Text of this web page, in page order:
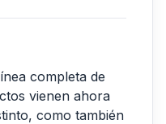
completa de
vienen ahora
como también